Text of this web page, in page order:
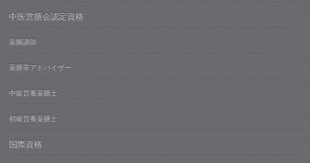
中医営膳会認定資格
薬膳講師
薬膳茶アドバイザー
中級営養薬膳士
初級営養薬膳士
国際資格